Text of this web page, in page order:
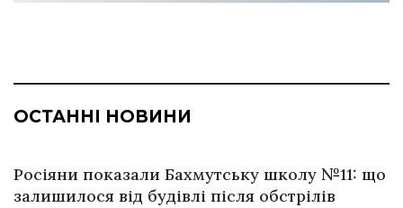
ОСТАННІ НОВИНИ
Росіяни показали Бахмутську школу №11: що
залишилося від будівлі після обстрілів